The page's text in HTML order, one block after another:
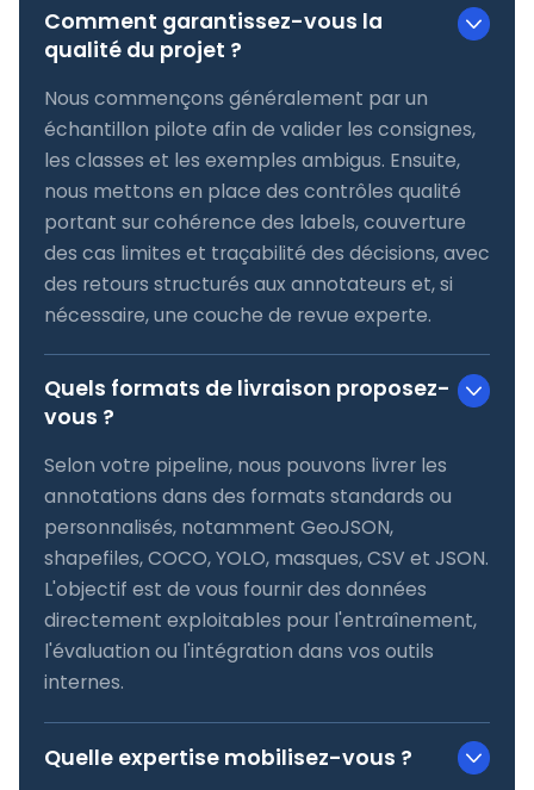
Comment garantissez-vous la
qualité du projet ?
Nous commençons généralement par un
échantillon pilote afin de valider les consignes,
les classes et les exemples ambigus. Ensuite,
nous mettons en place des contrôles qualité
portant sur cohérence des labels, couverture
des cas limites et traçabilité des décisions, avec
des retours structurés aux annotateurs et, si
nécessaire, une couche de revue experte.
Quels formats de livraison proposez-
vous ?
Selon votre pipeline, nous pouvons livrer les
annotations dans des formats standards ou
personnalisés, notamment GeoJSON,
shapefiles, COCO, YOLO, masques, CSV et JSON.
L'objectif est de vous fournir des données
directement exploitables pour l'entraînement,
l'évaluation ou l'intégration dans vos outils
internes.
Quelle expertise mobilisez-vous ?